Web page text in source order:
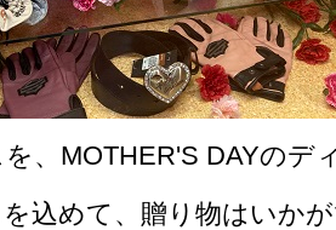
を、MOTHER'S DAYの
込めて、贈り物はいか